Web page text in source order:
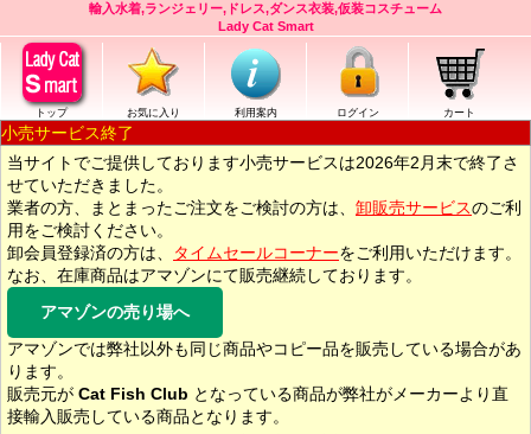
輸入水着,ランジェリー,ドレス,ダンス衣装,仮装コスチューム
Lady Cat Smart
トップ お気に入り 利用案内 ログイン カート
小売サービス終了
当サイトでご提供しております小売サービスは2026年2月末で終了さ
せていただきました。
業者の方、まとまったご注文をご検討の方は、 卸販売サービスのご利
用をご検討ください。
卸会員登録済の方は、
タイムセールコーナーをご利用いただけます。
なお、在庫商品はアマゾンにて販売継続しております。
アマゾンの売り場へ
アマゾンでは弊社以外も同じ商品やコピー品を販売している場合があ
ります。
販売元が Cat Fish Club となっている商品が弊社がメーカーより直
接輸入販売している商品となります。